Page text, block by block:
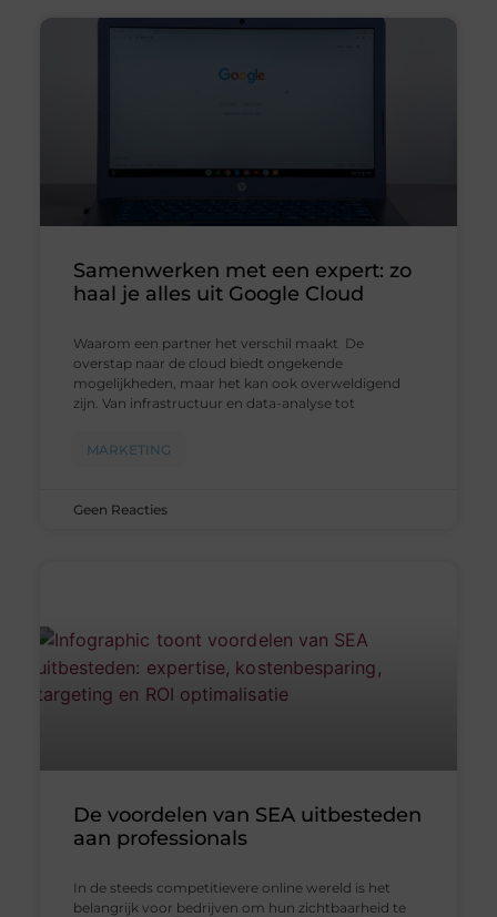
Samenwerken met een expert: zo
haal je alles uit Google Cloud
Waarom een partner het verschil maakt De
overstap naar de cloud biedt ongekende
mogelijkheden, maar het kan ook overweldigend
zijn. Van infrastructuur en data-analyse tot
MARKETING
Geen Reacties
De voordelen van SEA uitbesteden
aan professionals
In de steeds competitievere online wereld is het
belangrijk voor bedrijven om hun zichtbaarheid te